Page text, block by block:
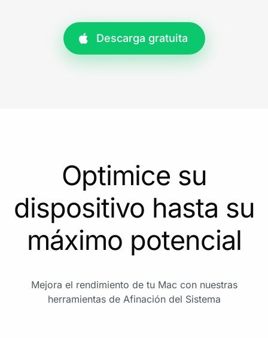
Descarga gratuita
Optimice su
dispositivo hasta su
máximo potencial
Mejora el rendimiento de tu Mac con nuestras
herramientas de Afinación del Sistema